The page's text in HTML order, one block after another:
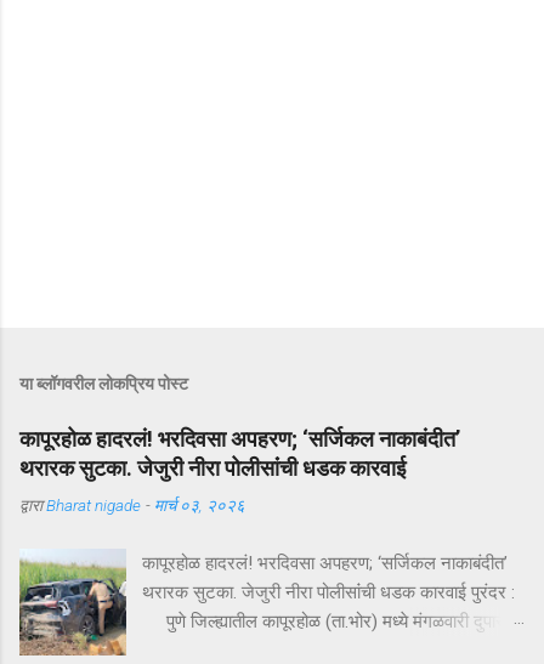
या ब्लॉगवरील लोकप्रिय पोस्ट
कापूरहोळ हादरलं! भरदिवसा अपहरण; ‘सर्जिकल नाकाबंदीत’
थरारक सुटका. जेजुरी नीरा पोलीसांंची धडक कारवाई
द्वाराBharat nigade - मार्च ०३, २०२६
कापूरहोळ हादरलं! भरदिवसा अपहरण; ‘सर्जिकल नाकाबंदीत’
थरारक सुटका. जेजुरी नीरा पोलीसांंची धडक कारवाई पुरंदर :
पुणे जिल्ह्यातील कापूरहोळ (ता.भोर) मध्ये मंगळवारी दुपारी